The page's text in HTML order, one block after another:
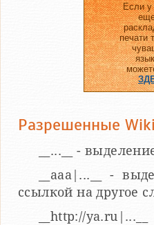
Если у
печати
Разрешенные
__...__ -
__aaa|...__ -
ссылкой на другое
__http://